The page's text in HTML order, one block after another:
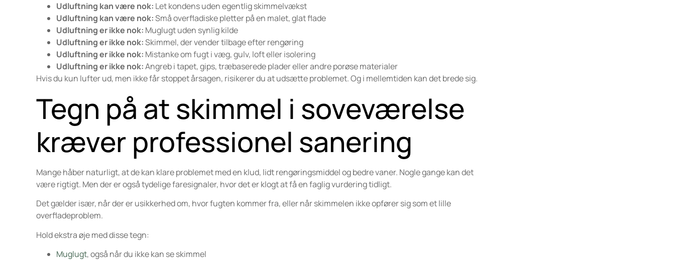
Udluftning kan være nok: Let kondens uden egentlig skimmelvækst
Udluftning kan være nok:Små overfladiske pletter på en malet, glat flade
Udluftning er ikke nok: Muglugt uden synlig kilde
Udluftning er ikke nok:Skimmel, der vender tilbage efter rengøring
Udluftning er ikke nok: Mistanke om fugt i væg, gulv, loft eller isolering
Udluftning er ikke nok:Angreb i tapet, gips, træbaserede plader eller andre porøse materialer
Hvis du kun lufter ud, men ikke får stoppet årsagen, risikerer du at udsætte problemet. Og i mellemtiden kan det brede sig.
Tegn på at skimmel i soveværelse
kræver professionel sanering
Mange håber naturligt, at de kan klare problemet med en klud, lidt rengøringsmiddel og bedre vaner. Nogle gange kan det
være rigtigt. Men der er også tydelige faresignaler, hvor det er klogt at få en faglig vurdering tidligt.
Det gælder især, når der er usikkerhed om, hvor fugten kommer fra, eller når skimmelen ikke opfører sig som et lille
overfladeproblem.
Hold ekstra øje med disse tegn:
Muglugt, også når du ikke kan se skimmel